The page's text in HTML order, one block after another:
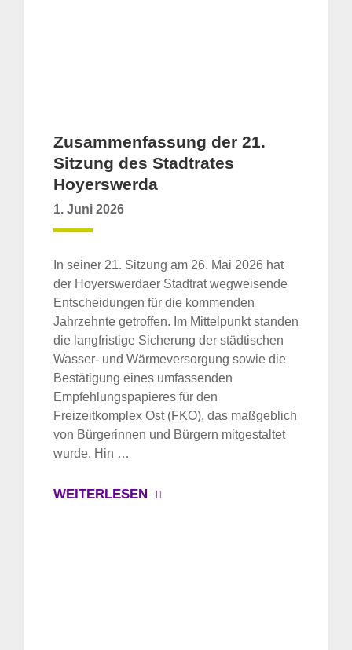
Zusammenfassung der 21.
Sitzung des Stadtrates
Hoyerswerda
1. Juni 2026
In seiner 21. Sitzung am 26. Mai 2026 hat
der Hoyerswerdaer Stadtrat wegweisende
Entscheidungen für die kommenden
Jahrzehnte getroffen. Im Mittelpunkt standen
die langfristige Sicherung der städtischen
Wasser- und Wärmeversorgung sowie die
Bestätigung eines umfassenden
Empfehlungspapieres für den
Freizeitkomplex Ost (FKO), das maßgeblich
von Bürgerinnen und Bürgern mitgestaltet
wurde. Hin …
WEITERLESEN